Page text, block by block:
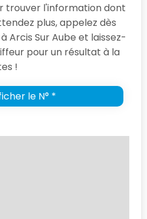
trouver l'information dont
plus, appelez dès
Arcis Sur Aube et laissez-
pour un résultat à la
!
le N° *